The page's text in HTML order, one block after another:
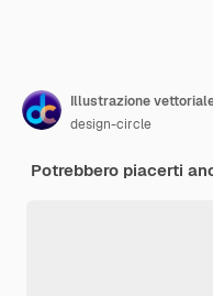
design-circle
Potrebbero piacerti